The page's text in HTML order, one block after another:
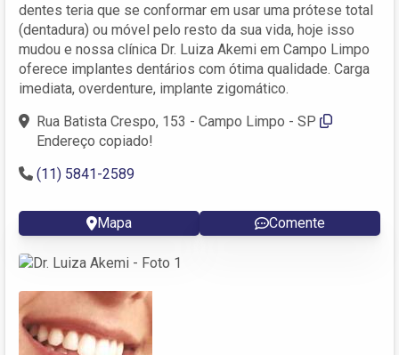
dentes teria que se conformar em usar uma prótese total
(dentadura) ou móvel pelo resto da sua vida, hoje isso
mudou e nossa clínica Dr. Luiza Akemi em Campo Limpo
oferece implantes dentários com ótima qualidade. Carga
imediata, overdenture, implante zigomático.
Rua Batista Crespo, 153 - Campo Limpo - SP
Endereço copiado!
(11) 5841-2589
Mapa Comente